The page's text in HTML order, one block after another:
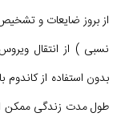
از بروز ضایعات و
نسبی ) از انتقال
بدون استفاده از